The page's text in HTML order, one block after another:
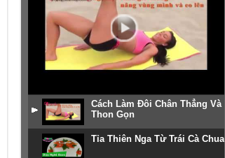
Cách Làm Đôi Chân Thẳng Và
Thon Gọn
Tỉa Thiên Nga Từ Trái Cà Chua